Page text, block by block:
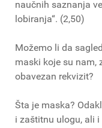
naučnih saznanja
Možemo li da
maski koje su nam,
obavezan
Šta je maska?
i zaštitnu ulogu, ali